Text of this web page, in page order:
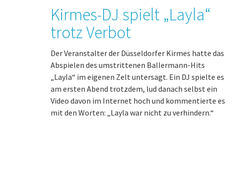
Kirmes-DJ spielt „Layla“
trotz Verbot
Der Veranstalter der Düsseldorfer Kirmes hatte das
Abspielen des umstrittenen Ballermann-Hits
„Layla“ im eigenen Zelt untersagt. Ein DJ spielte es
am ersten Abend trotzdem, lud danach selbst ein
Video davon im Internet hoch und kommentierte es
mit den Worten: „Layla war nicht zu verhindern.“